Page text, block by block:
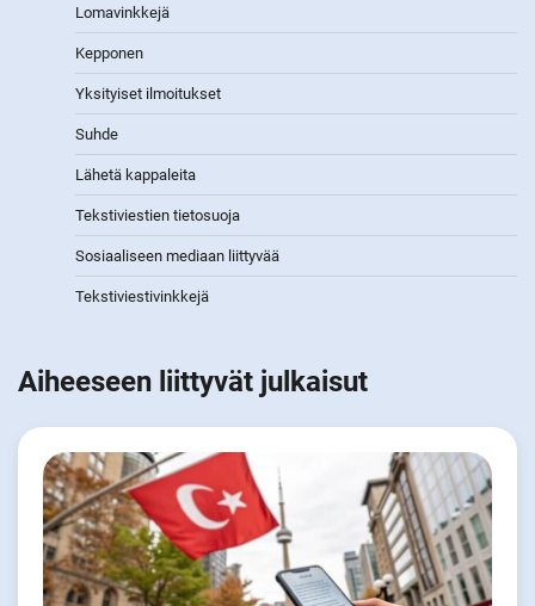
Lomavinkkejä
Kepponen
Yksityiset ilmoitukset
Suhde
Lähetä kappaleita
Tekstiviestien tietosuoja
Sosiaaliseen mediaan liittyvää
Tekstiviestivinkkejä
Aiheeseen liittyvät julkaisut